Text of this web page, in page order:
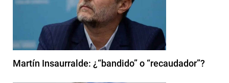
Martín Insaurralde: ¿“bandido” o “recaudador”?